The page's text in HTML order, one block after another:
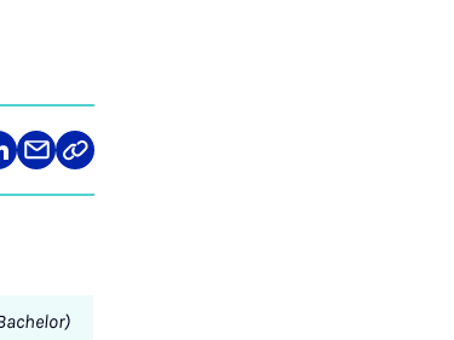
Teilen
über
Link
kopieren